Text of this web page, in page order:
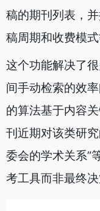
稿的期刊列表，
稿周期和收费模式
这个功能解决了
间手动检索的效
的算法基于内容
刊近期对该类研
委会的学术关系”
考工具而非最终决